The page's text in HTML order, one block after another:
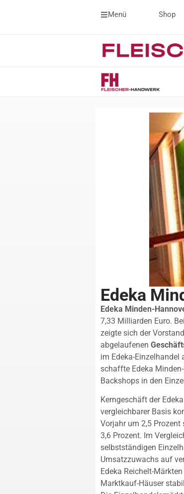
Menü Shop
Edeka
Edeka Minden-
7,33 Milliarden Euro.
zeigte sich der
abgelaufenen
im Edeka-Einzelhandel
schaffte Edeka
Backshops in den
Kerngeschäft der
vergleichbarer Basis
Vorjahr um 2,5
3,6 Prozent. Im
selbstständigen
Umsatzzuwachs auf
Edeka Reichelt-
Marktkauf-Häuser